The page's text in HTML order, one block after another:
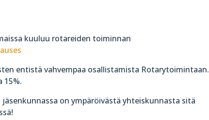
kuuluu rotareiden toiminnan
entistä vahvempaa osallistamista Rotarytoimintaan.
15%.
on ympäröivästä yhteiskunnasta sitä